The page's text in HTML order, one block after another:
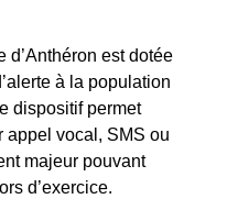
– rue de l’Eglise
SUIV
Domaine Public –
d’Anthéron est dotée
à la population
dispositif permet
appel vocal, SMS ou
majeur pouvant
d’exercice.